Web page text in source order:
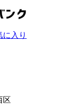
に入り
区